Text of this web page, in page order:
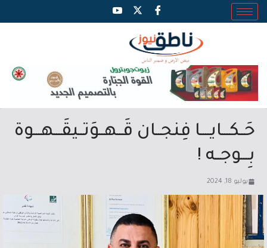
حَــكـــايــــا فِنجــان قَــهــوَتــيقَـــهـــوة
بِـــوجــه !
يوليو 18, 2024